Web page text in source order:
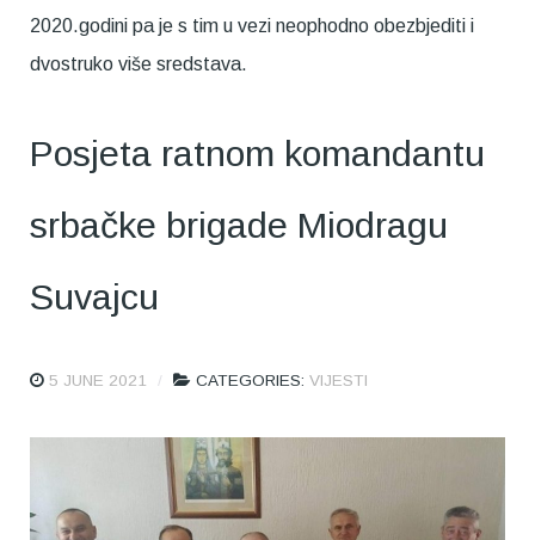
2020.godini pa je s tim u vezi neophodno obezbjediti i
dvostruko više sredstava.
Posjeta ratnom komandantu
srbačke brigade Miodragu
Suvajcu
5 JUNE 2021 CATEGORIES: VIJESTI